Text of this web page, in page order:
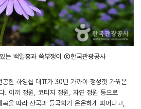
는 백일홍과 쑥부쟁이 ⓒ한국관광공사
공한 하영섭 대표가 30년 가까이 정성껏 가꿔온
이끼 정원, 코티지 정원, 자연 정원 등으로
을 따라 산국과 들국화가 은은하게 피어나고,